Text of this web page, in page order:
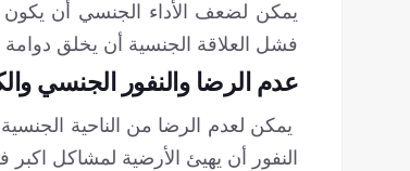
يمكن لضعف الأداء الجنسي أن يكون
فشل العلاقة الجنسية أن يخلق
عدم الرضا والنفور الجنسي
يمكن لعدم الرضا من الناحية
النفور أن يهيئ الأرضية لمشاكل اكبر